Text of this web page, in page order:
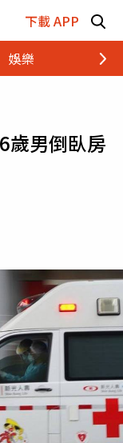
下載 APP
娛樂 財經
男倒臥房